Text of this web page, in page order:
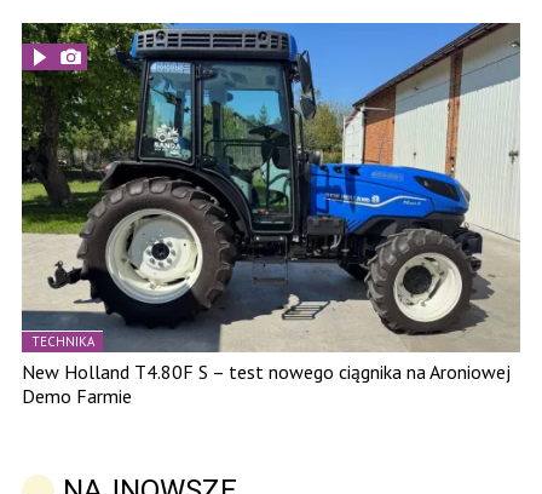
TECHNIKA
New Holland T4.80F S – test nowego ciągnika na Aroniowej
Demo Farmie